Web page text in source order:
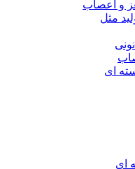
و اعصاب
مثل
ای
ای